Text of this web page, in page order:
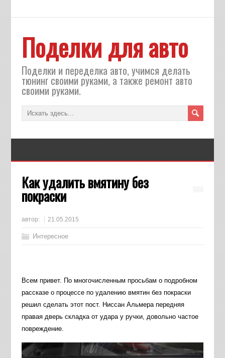
Поделки для авто
Поделки и переделка авто, учимся делать
тюнинг своими руками, а также ремонт авто
своими руками.
Как удалить вмятину без
покраски
автор: 21.05.2015
Интересное
Всем привет. По многочисленным просьбам о подробном
рассказе о процессе по удалению вмятин без покраски
решил сделать этот пост. Ниссан Альмера передняя
правая дверь складка от удара у ручки, довольно частое
повреждение.